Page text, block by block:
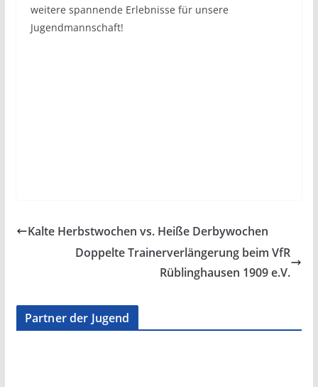
weitere spannende Erlebnisse für unsere
Jugendmannschaft!
Kalte Herbstwochen vs. Heiße Derbywochen
Doppelte Trainerverlängerung beim VfR
Rüblinghausen 1909 e.V.
Partner der Jugend